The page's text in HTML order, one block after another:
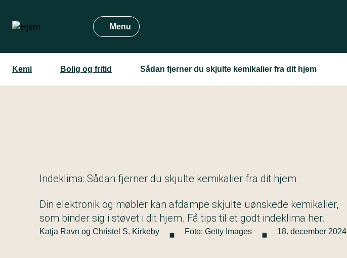
hovedindhold
Menu
Kemi Bolig og fritid Sådan fjerner du skjulte kemikalier fra dit hjem
Indeklima: Sådan fjerner du skjulte kemikalier fra dit hjem
Din elektronik og møbler kan afdampe skjulte uønskede kemikalier,
som binder sig i støvet i dit hjem. Få tips til et godt indeklima her.
Katja Ravn og Christel S. Kirkeby · Foto: Getty Images · 18. december 2024